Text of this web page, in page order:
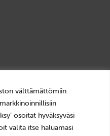
välttämättömiin
osoitat hyväksyväsi
valita itse haluamasi